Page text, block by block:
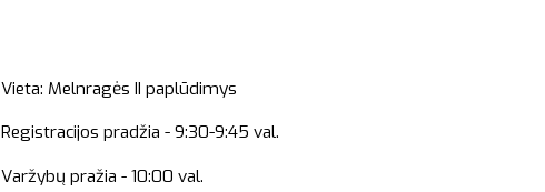
Vieta: Melnragės II paplūdimys
Registracijos pradžia - 9:30-9:45 val.
Varžybų pražia - 10:00 val.